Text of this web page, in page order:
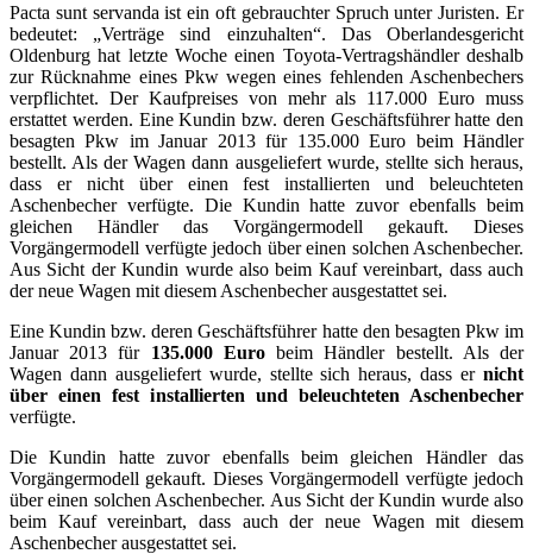
Pacta sunt servanda ist ein oft gebrauchter Spruch unter Juristen. Er
bedeutet: „Verträge sind einzuhalten“. Das Oberlandesgericht
Oldenburg hat letzte Woche einen Toyota-Vertragshändler deshalb
zur Rücknahme eines Pkw wegen eines fehlenden Aschenbechers
verpflichtet. Der Kaufpreises von mehr als 117.000 Euro muss
erstattet werden. Eine Kundin bzw. deren Geschäftsführer hatte den
besagten Pkw im Januar 2013 für 135.000 Euro beim Händler
bestellt. Als der Wagen dann ausgeliefert wurde, stellte sich heraus,
dass er nicht über einen fest installierten und beleuchteten
Aschenbecher verfügte. Die Kundin hatte zuvor ebenfalls beim
gleichen Händler das Vorgängermodell gekauft. Dieses
Vorgängermodell verfügte jedoch über einen solchen Aschenbecher.
Aus Sicht der Kundin wurde also beim Kauf vereinbart, dass auch
der neue Wagen mit diesem Aschenbecher ausgestattet sei.
Eine Kundin bzw. deren Geschäftsführer hatte den besagten Pkw im
Januar 2013 für 135.000 Eurobeim Händler bestellt. Als der
Wagen dann ausgeliefert wurde, stellte sich heraus, dass er nicht
über einen fest installierten und beleuchteten Aschenbecher
verfügte.
Die Kundin hatte zuvor ebenfalls beim gleichen Händler das
Vorgängermodell gekauft. Dieses Vorgängermodell verfügte jedoch
über einen solchen Aschenbecher. Aus Sicht der Kundin wurde also
beim Kauf vereinbart, dass auch der neue Wagen mit diesem
Aschenbecher ausgestattet sei.